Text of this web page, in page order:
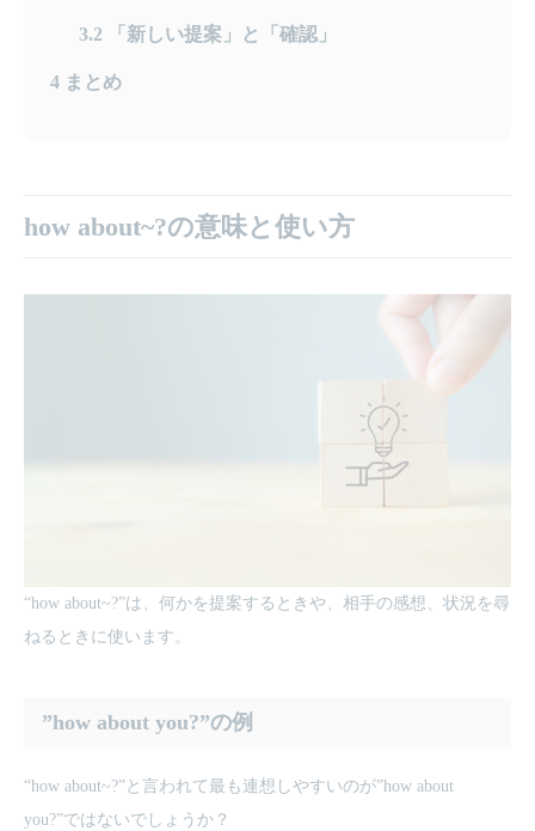
3.2 「新しい提案」と「確認」
4 まとめ
how about~?の意味と使い方
“how about~?”は、何かを提案するときや、相手の感想、状況を尋
ねるときに使います。
”how about you?”の例
“how about~?”と言われて最も連想しやすいのが”how about
you?”ではないでしょうか？